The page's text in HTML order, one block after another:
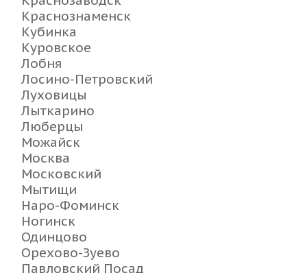
Краснознаменск
Кубинка
Куровское
Лобня
Лосино-Петровский
Луховицы
Лыткарино
Люберцы
Можайск
Москва
Московский
Мытищи
Наро-Фоминск
Ногинск
Одинцово
Орехово-Зуево
Павловский Посад